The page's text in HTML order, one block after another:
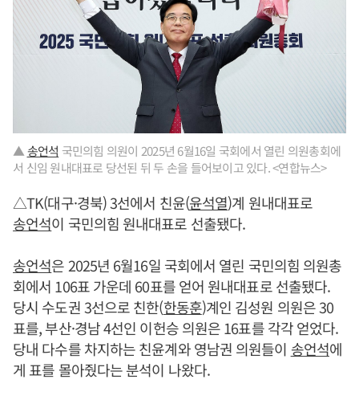
▲송언석 국민의힘 의원이 2025년 6월16일 국회에서 열린 의원총회에
서 신임 원내대표로 당선된 뒤 두 손을 들어보이고 있다. <연합뉴스>
△TK(대구·경북) 3선에서 친윤(윤석열)계 원내대표로
송언석이 국민의힘 원내대표로 선출됐다.
송언석은 2025년 6월16일 국회에서 열린 국민의힘 의원총
회에서 106표 가운데 60표를 얻어 원내대표로 선출됐다.
당시 수도권 3선으로 친한(한동훈)계인 김성원 의원은 30
표를, 부산·경남 4선인 이헌승 의원은 16표를 각각 얻었다.
당내 다수를 차지하는 친윤계와 영남권 의원들이 송언석에
게 표를 몰아줬다는 분석이 나왔다.